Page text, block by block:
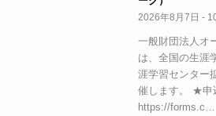
2026年8月7日 -
一般財団法人オ
は、全国の生涯
涯学習センター
催します。 ★申
https://forms.c…